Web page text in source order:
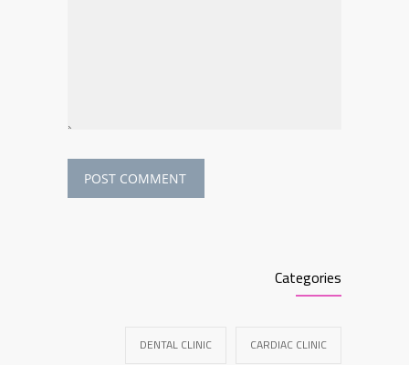
Categories
CARDIAC CLINIC
DENTAL CLINIC